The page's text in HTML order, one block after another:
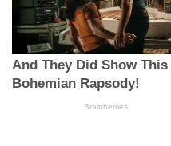
And They Did Show This
Bohemian Rapsody!
Brainberries